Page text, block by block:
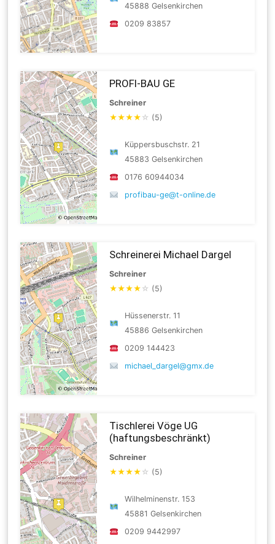
45888 Gelsenkirchen
0209 83857
PROFI-BAU GE
Schreiner
★★★★ ☆ (5)
Küppersbuschstr. 21
45883 Gelsenkirchen
0176 60944034
profibau-ge@t-online.de
Schreinerei Michael Dargel
Schreiner
★★★★ ☆ (5)
Hüssenerstr. 11
45886 Gelsenkirchen
0209 144423
michael_dargel@gmx.de
Tischlerei Vöge UG
(haftungsbeschränkt)
Schreiner
★★★★ ☆ (5)
Wilhelminenstr. 153
45881 Gelsenkirchen
0209 9442997